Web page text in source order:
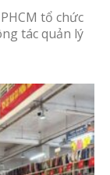
tổ chức
tác quản lý